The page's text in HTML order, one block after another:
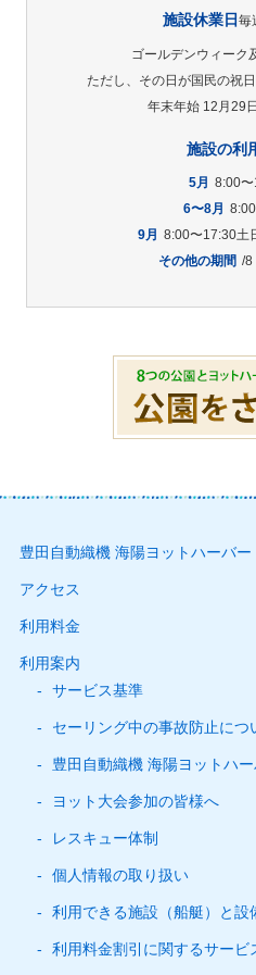
施設休業日毎
ゴールデンウィーク
ただし、その日が国民の祝
年末年始 12月29
施設の利
5月 8:00
6〜8月
9月 8:00〜17:30土
その他の期間 /8
豊田自動織機 海陽ヨットハーバー
アクセス
利用料金
利用案内
サービス基準
セーリング中の事故防止につ
豊田自動織機 海陽ヨットハ
ヨット大会参加の皆様へ
レスキュー体制
個人情報の取り扱い
利用できる施設（船艇）と設
利用料金割引に関するサービ